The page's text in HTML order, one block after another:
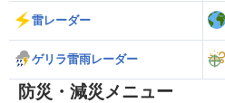
雷レーダー
ゲリラ雷雨レーダー
防災・減災メニュー